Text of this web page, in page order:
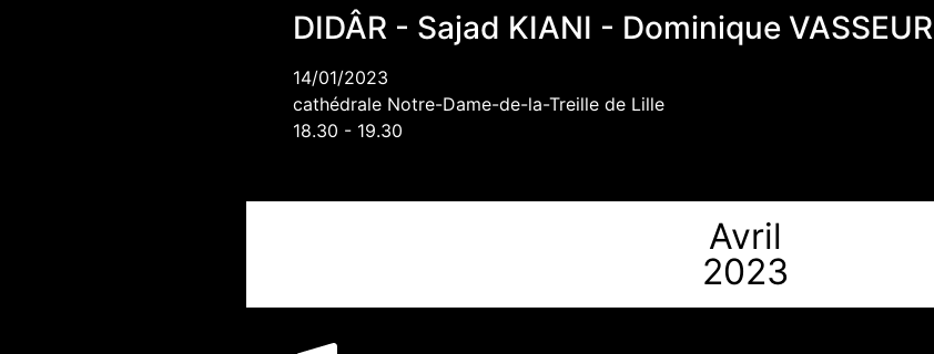
DIDÂR - Sajad KIANI - Dominique VASSEUR
14/01/2023
cathédrale Notre-Dame-de-la-Treille de Lille
18.30 - 19.30
Avril
2023